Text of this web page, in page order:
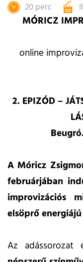
20 perc
MÓRICZ
online
2. EPIZÓD –
A Móricz
februárjában
improvizációs
elsöprő
Az adássorozat